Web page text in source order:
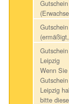
Leipzig
Wenn
Leipzig
bitte